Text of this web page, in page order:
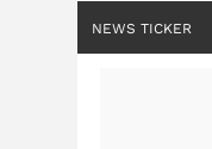
NEWS TICKER